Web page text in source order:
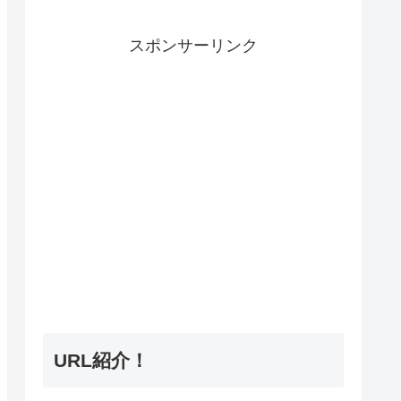
スポンサーリンク
URL紹介！